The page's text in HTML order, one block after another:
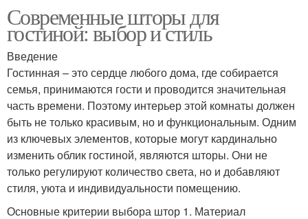
Современные шторы для
гостиной: выбор и стиль
Введение
Гостинная – это сердце любого дома, где собирается
семья, принимаются гости и проводится значительная
часть времени. Поэтому интерьер этой комнаты должен
быть не только красивым, но и функциональным. Одним
из ключевых элементов, которые могут кардинально
изменить облик гостиной, являются шторы. Они не
только регулируют количество света, но и добавляют
стиля, уюта и индивидуальности помещению.
Основные критерии выбора штор 1. Материал